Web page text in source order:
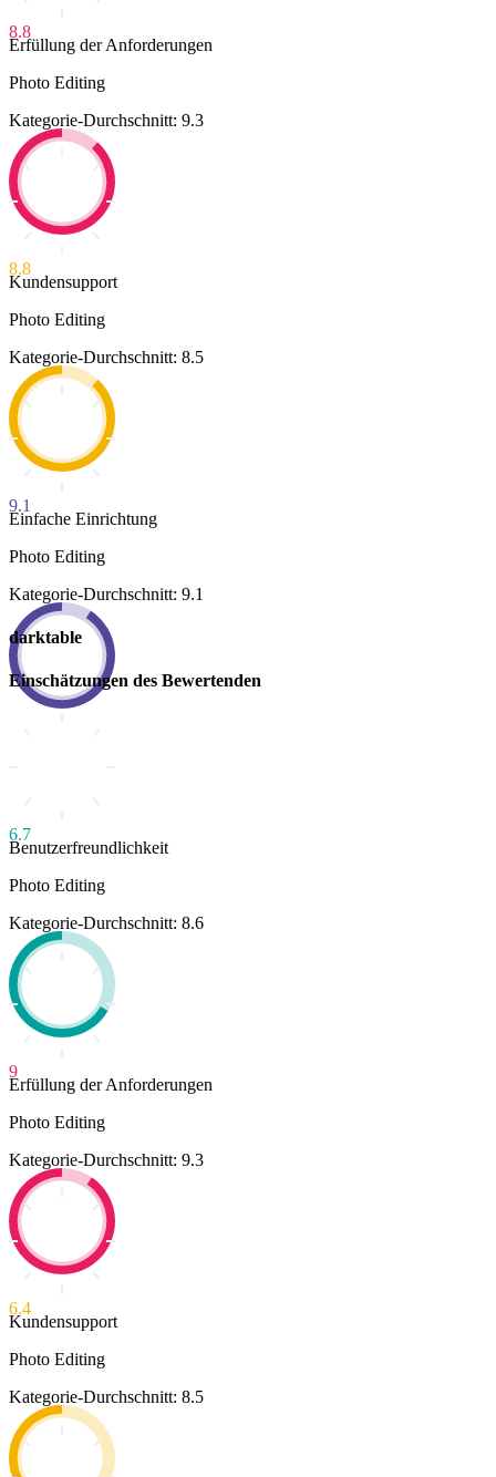
8.8
Erfüllung der Anforderungen
Photo Editing
Kategorie-Durchschnitt: 9.3
8.8
Kundensupport
Photo Editing
Kategorie-Durchschnitt: 8.5
9.1
Einfache Einrichtung
Photo Editing
Kategorie-Durchschnitt: 9.1
darktable
Einschätzungen des Bewertenden
6.7
Benutzerfreundlichkeit
Photo Editing
Kategorie-Durchschnitt: 8.6
9
Erfüllung der Anforderungen
Photo Editing
Kategorie-Durchschnitt: 9.3
6.4
Kundensupport
Photo Editing
Kategorie-Durchschnitt: 8.5